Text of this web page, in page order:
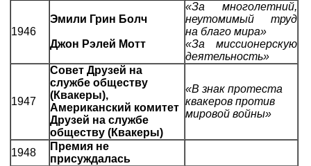
1946
Эмили Грин Болч
Джон Рэлей Мотт
«За многолетний,
неутомимый труд
на благо мира»
«За миссионерскую
деятельность»
1947
Совет Друзей на
службе обществу
(Квакеры),
Американский комитет
Друзей на службе
обществу (Квакеры)
«В знак протеста
квакеров против
мировой войны»
1948
Премия не
присуждалась